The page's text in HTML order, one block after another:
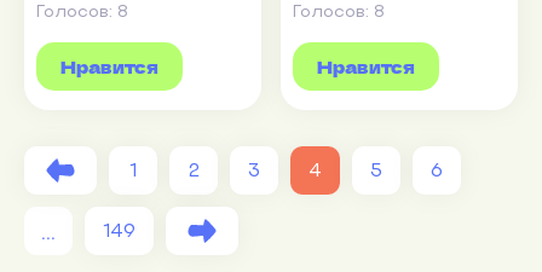
Голосов: 8
Нравится
Голосов: 8
Нравится
1 2 3 4 5 6
... 149